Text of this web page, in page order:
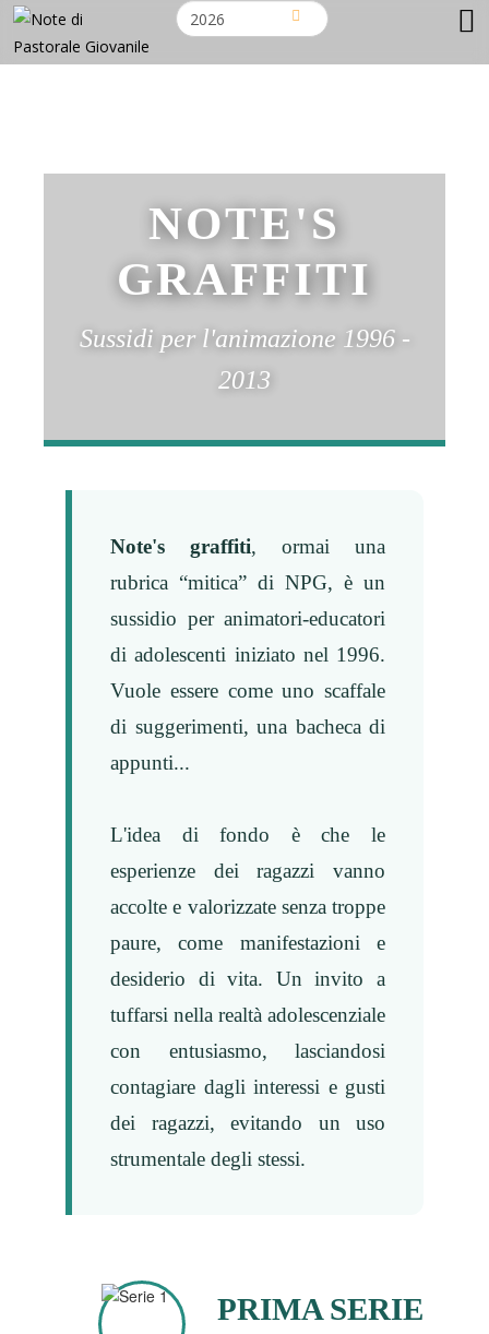
NOTE'S
GRAFFITI
Sussidi per l'animazione 1996 -
2013
Note's graffiti, ormai una
rubrica “mitica” di NPG, è un
sussidio per animatori-educatori
di adolescenti iniziato nel 1996.
Vuole essere come uno scaffale
di suggerimenti, una bacheca di
appunti...
L'idea di fondo è che le
esperienze dei ragazzi vanno
accolte e valorizzate senza troppe
paure, come manifestazioni e
desiderio di vita. Un invito a
tuffarsi nella realtà adolescenziale
con entusiasmo, lasciandosi
contagiare dagli interessi e gusti
dei ragazzi, evitando un uso
strumentale degli stessi.
PRIMA SERIE